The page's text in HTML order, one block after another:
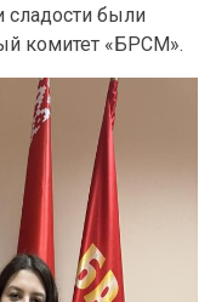
сладости были
комитет «БРСМ».